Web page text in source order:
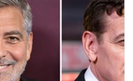
teintées ? Ont-elles été coiffées
soit, le changement était suffisant
même plaisante de la situation :